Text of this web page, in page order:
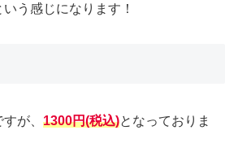
う感じになります！
が、 1300円(税込)となっておりま